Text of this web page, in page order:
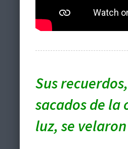
Sus
sacados de
luz, se